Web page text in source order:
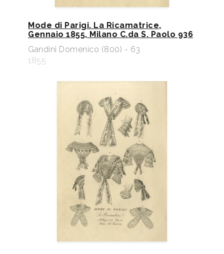
Mode di Parigi. La Ricamatrice,
Gennaio 1855, Milano C.da S. Paolo 936
Gandini Domenico (800) - 63
1855